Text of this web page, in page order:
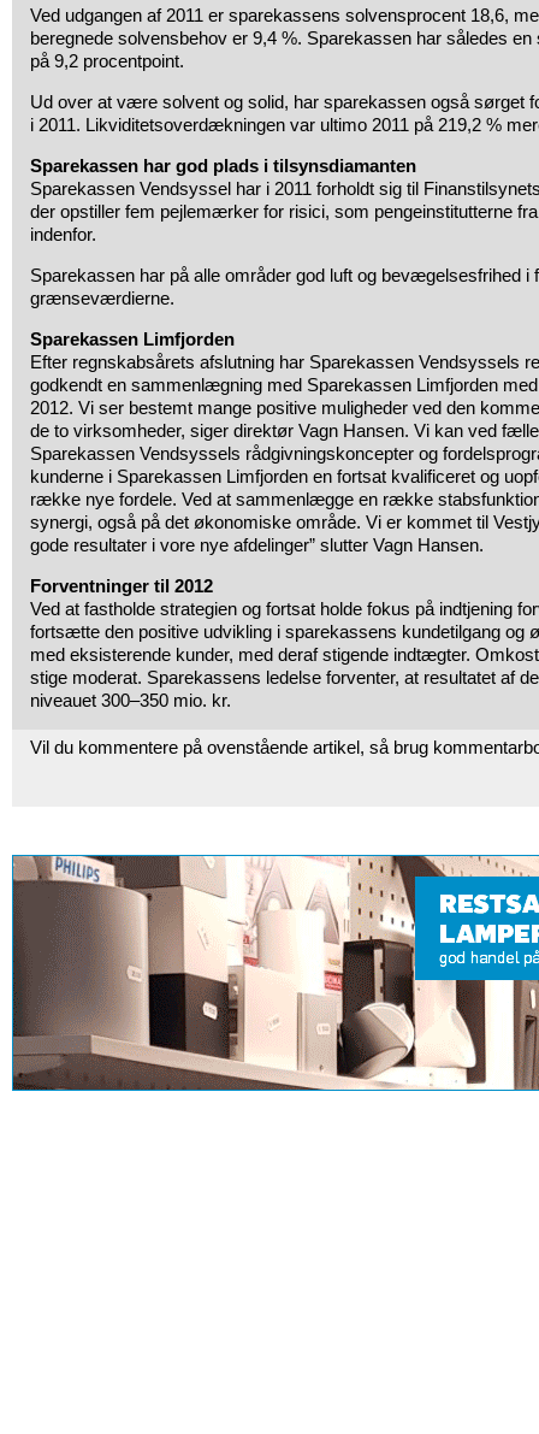
Ved udgangen af 2011 er sparekassens solvensprocent 18,6,
beregnede solvensbehov er 9,4 %. Sparekassen har således
på 9,2 procentpoint.
Ud over at være solvent og solid, har sparekassen også
i 2011. Likviditetsoverdækningen var ultimo 2011 på 219,2 %
Sparekassen har god plads i tilsynsdiamanten
Sparekassen Vendsyssel har i 2011 forholdt sig til
der opstiller fem pejlemærker for risici, som pengeinstitutterne
indenfor.
Sparekassen har på alle områder god luft og bevægelsesfrihed i
grænseværdierne.
Sparekassen Limfjorden
Efter regnskabsårets afslutning har Sparekassen Vendsyssels
godkendt en sammenlægning med Sparekassen Limfjorden
2012. Vi ser bestemt mange positive muligheder ved den
de to virksomheder, siger direktør Vagn Hansen. Vi kan ved
Sparekassen Vendsyssels rådgivningskoncepter og
kunderne i Sparekassen Limfjorden en fortsat kvalificeret og
række nye fordele. Ved at sammenlægge en række
synergi, også på det økonomiske område. Vi er kommet til
gode resultater i vore nye afdelinger” slutter Vagn Hansen.
Forventninger til 2012
Ved at fastholde strategien og fortsat holde fokus på indtjening
fortsætte den positive udvikling i sparekassens kundetilgang og
med eksisterende kunder, med deraf stigende indtægter.
stige moderat. Sparekassens ledelse forventer, at resultatet af
niveauet 300–350 mio. kr.
Vil du kommentere på ovenstående artikel, så brug